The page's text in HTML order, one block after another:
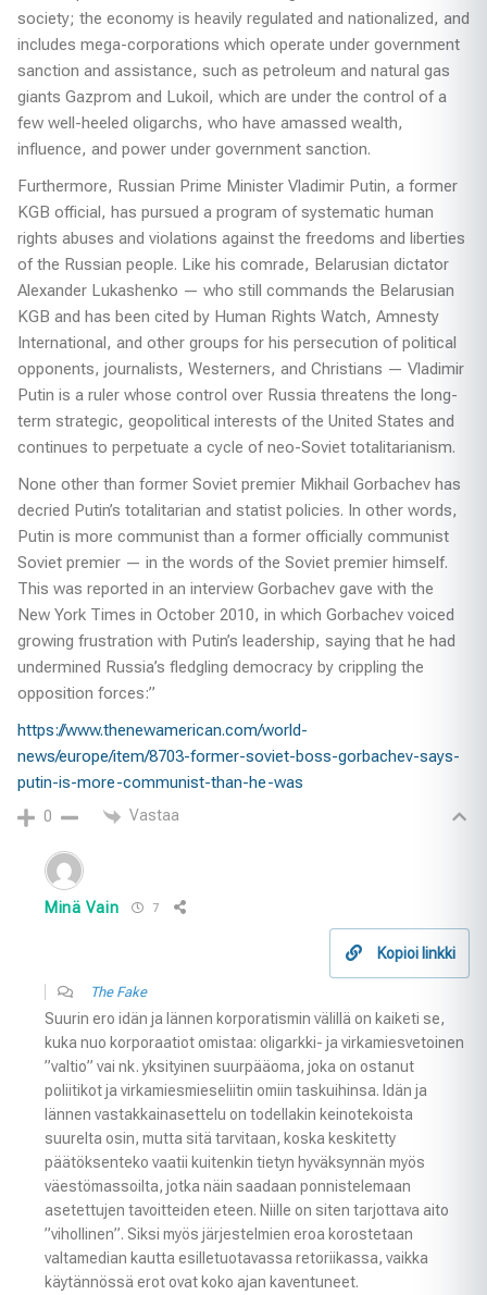
society; the economy is heavily regulated and nationalized, and
includes mega-corporations which operate under government
sanction and assistance, such as petroleum and natural gas
giants Gazprom and Lukoil, which are under the control of a
few well-heeled oligarchs, who have amassed wealth,
influence, and power under government sanction.
Furthermore, Russian Prime Minister Vladimir Putin, a former
KGB official, has pursued a program of systematic human
rights abuses and violations against the freedoms and liberties
of the Russian people. Like his comrade, Belarusian dictator
Alexander Lukashenko — who still commands the Belarusian
KGB and has been cited by Human Rights Watch, Amnesty
International, and other groups for his persecution of political
opponents, journalists, Westerners, and Christians — Vladimir
Putin is a ruler whose control over Russia threatens the long-
term strategic, geopolitical interests of the United States and
continues to perpetuate a cycle of neo-Soviet totalitarianism.
None other than former Soviet premier Mikhail Gorbachev has
decried Putin’s totalitarian and statist policies. In other words,
Putin is more communist than a former officially communist
Soviet premier — in the words of the Soviet premier himself.
This was reported in an interview Gorbachev gave with the
New York Times in October 2010, in which Gorbachev voiced
growing frustration with Putin’s leadership, saying that he had
undermined Russia’s fledgling democracy by crippling the
opposition forces:”
https://www.thenewamerican.com/world-
news/europe/item/8703-former-soviet-boss-gorbachev-says-
putin-is-more-communist-than-he-was
0 Vastaa
Minä Vain 7
Kopioi linkki
The Fake
Suurin ero idän ja lännen korporatismin välillä on kaiketi se,
kuka nuo korporaatiot omistaa: oligarkki- ja virkamiesvetoinen
”valtio” vai nk. yksityinen suurpääoma, joka on ostanut
poliitikot ja virkamiesmieseliitin omiin taskuihinsa. Idän ja
lännen vastakkainasettelu on todellakin keinotekoista
suurelta osin, mutta sitä tarvitaan, koska keskitetty
päätöksenteko vaatii kuitenkin tietyn hyväksynnän myös
väestömassoilta, jotka näin saadaan ponnistelemaan
asetettujen tavoitteiden eteen. Niille on siten tarjottava aito
”vihollinen”. Siksi myös järjestelmien eroa korostetaan
valtamedian kautta esilletuotavassa retoriikassa, vaikka
käytännössä erot ovat koko ajan kaventuneet.